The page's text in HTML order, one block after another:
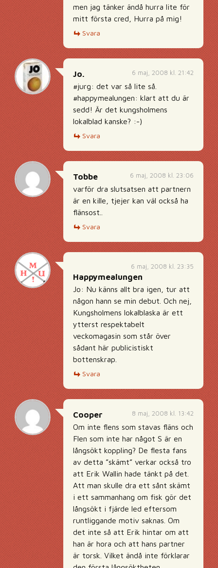
men jag tänker ändå hurra lite för
mitt första cred, Hurra på mig!
Svara
6 maj, 2008 kl. 21:42
Jo.
#jurg: det var så lite så.
#happymealungen: klart att du är
sedd! Är det kungsholmens
lokalblad kanske? :-)
Svara
6 maj, 2008 kl. 23:06
Tobbe
varför dra slutsatsen att partnern
är en kille, tjejer kan väl också ha
flänsost..
Svara
6 maj, 2008 kl. 23:35
Happymealungen
Jo: Nu känns allt bra igen, tur att
någon hann se min debut. Och nej,
Kungsholmens lokalblaska är ett
ytterst respektabelt
veckomagasin som står över
sådant här publicistiskt
bottenskrap.
Svara
8 maj, 2008 kl. 13:42
Cooper
Om inte flens som stavas fläns och
Flen som inte har något S är en
långsökt koppling? De flesta fans
av detta ”skämt” verkar också tro
att Erik Wallin hade tänkt på det.
Att man skulle dra ett sånt skämt
i ett sammanhang om fisk gör det
långsökt i fjärde led eftersom
runtliggande motiv saknas. Om
det inte så att Erik hintar om att
han är hora och att hans partner
är torsk. Vilket ändå inte förklarar